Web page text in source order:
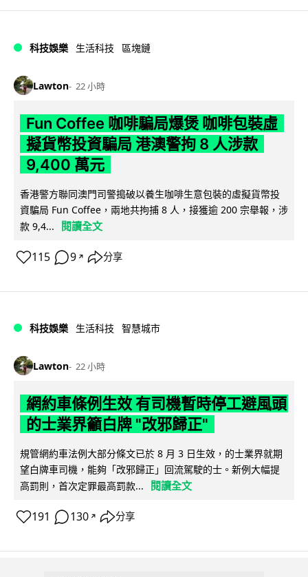
科技娛樂 生活科技 區塊鏈
Lawton 22 小時
Fun Coffee 咖啡騙局爆煲 咖啡包裝虛
擬貨幣投資騙局 港澳警拘 8 人涉款
9,400 萬元
香港警方聯同澳門司警搗破以養生咖啡生意包裝的虛擬貨幣投
資騙局 Fun Coffee，兩地共拘捕 8 人，接獲逾 200 宗舉報，涉
款 9,4...
閱讀全文
115 9 ↗ 分享
科技娛樂 生活科技 智慧城市
Lawton 22 小時
網約車條例生效 有司機暫時停工避風頭
的士業界籲白牌 "改邪歸正"
規管網約車法例大部分條文已於 8 月 3 日生效，的士業界就期
望白牌車司機，能夠「改邪歸正」回流駕駛的士。新例大幅提
高罰則，首次定罪最高罰款...
閱讀全文
191 130 ↗ 分享